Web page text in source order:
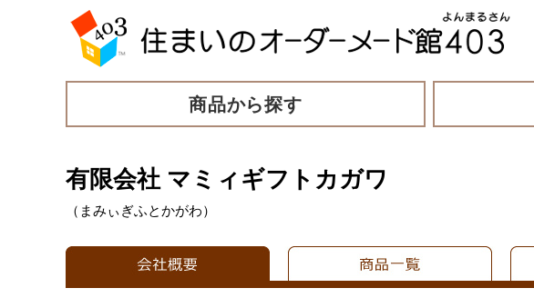
商品から探す
有限会社 マミィギフトカガワ
（まみぃぎふとかがわ）